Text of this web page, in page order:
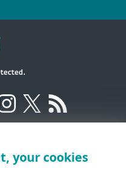
reservados. As marcas aqui usadas
América do Norte. Todos os outros
de suas respectivas empresas.
your cookies